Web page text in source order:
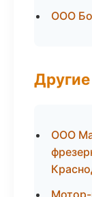
ООО
ООО